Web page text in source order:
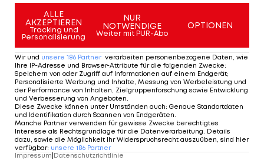
Dann könnte der Vorstand selbst gleich
eingreifen.
Jukic' Druck nicht nachgeben
Der zweite Grund für Grubers Entscheidung sei
gewesen, dass Jukic mit einem Startverzicht für
Olympia gedroht hatte, sollte einer der ihm nicht
genehmen Funktionäre in London dabei sein.
Prompt fuhr der sonst immer bei Großereignissen
ALLE
AKZEPTIEREN
Tracking und
Personalisierung
NUR
NOTWENDIGE
Weiter mit PUR-Abo
OPTIONEN
Wir und unsere 186 Partner verarbeiten personenbezogene Daten, wie
Ihre IP-Adresse und Browser-Attribute für die folgenden Zwecke:
Speichern von oder Zugriff auf Informationen auf einem Endgerät;
Personalisierte Werbung und Inhalte, Messung von Werbeleistung und
der Performance von Inhalten, Zielgruppenforschung sowie Entwicklung
und Verbesserung von Angeboten
Diese Zwecke können unter Umständen auch: Genaue Standortdaten
und Identifikation durch Scannen von Endgeräten
Manche Partner verwenden für gewisse Zwecke berechtigtes
Interesse als Rechtsgrundlage für die Datenverarbeitung. Details
dazu, sowie die Möglichkeit Ihr Widerspruchsrecht auszuüben, sind hier
verfügbar: unsere 186 Partner
Impressum|Datenschutzrichtlinie